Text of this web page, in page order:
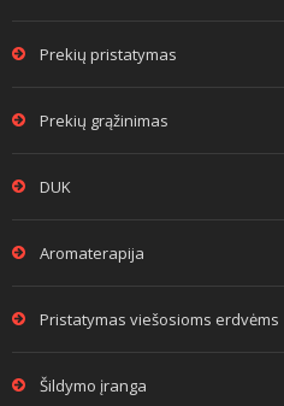
Prekių pristatymas
Prekių grąžinimas
DUK
Aromaterapija
Pristatymas viešosioms erdvėms
Šildymo įranga